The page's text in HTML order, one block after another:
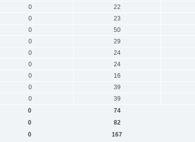
0 22
0 23
0 50
0 29
0 24
0 24
0 16
0 39
0 39
0 74
0 82
0 167